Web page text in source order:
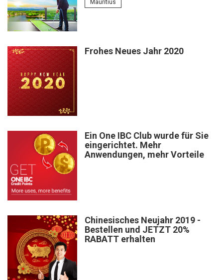
Mauritius
Frohes Neues Jahr 2020
Ein One IBC Club wurde für Sie
eingerichtet. Mehr
Anwendungen, mehr Vorteile
Chinesisches Neujahr 2019 -
Bestellen und JETZT 20%
RABATT erhalten